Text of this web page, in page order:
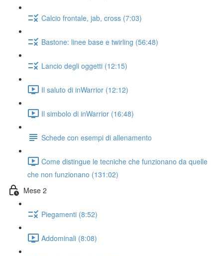
Calcio frontale, jab, cross (7:03)
Bastone: linee base e twirling (56:48)
Lancio degli oggetti (12:15)
Il saluto di inWarrior (12:12)
Il simbolo di inWarrior (16:48)
Schede con esempi di allenamento
Come distingue le tecniche che funzionano da quelle
che non funzionano (131:02)
Mese 2
Piegamenti (8:52)
Addominali (8:08)